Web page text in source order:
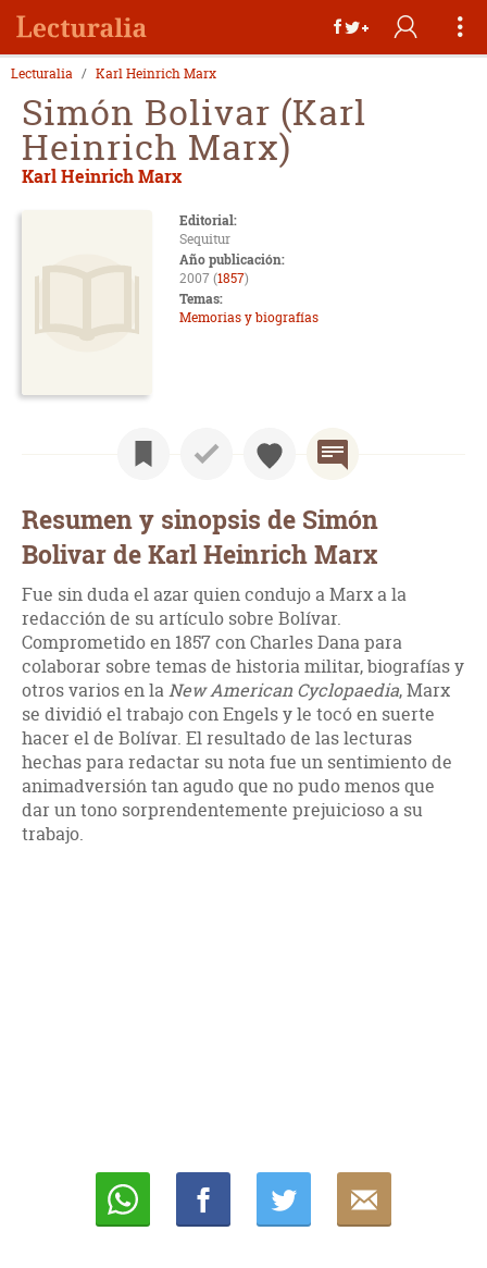
Lecturalia Karl Heinrich Marx
Simón Bolivar (Karl
Heinrich Marx)
Karl Heinrich Marx
Editorial:
Sequitur
Año publicación:
2007 (1857)
Temas:
Memorias y biografías
Resumen y sinopsis de Simón
Bolivar de Karl Heinrich Marx
Fue sin duda el azar quien condujo a Marx a la
redacción de su artículo sobre Bolívar.
Comprometido en 1857 con Charles Dana para
colaborar sobre temas de historia militar, biografías y
otros varios en laNew American Cyclopaedia, Marx
se dividió el trabajo con Engels y le tocó en suerte
hacer el de Bolívar. El resultado de las lecturas
hechas para redactar su nota fue un sentimiento de
animadversión tan agudo que no pudo menos que
dar un tono sorprendentemente prejuicioso a su
trabajo.